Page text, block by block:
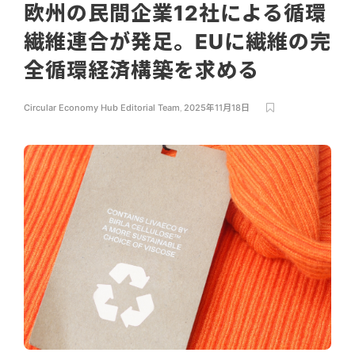
欧州の民間企業12社による循環
繊維連合が発足。EUに繊維の完
全循環経済構築を求める
Circular Economy Hub Editorial Team, 2025年11月18日